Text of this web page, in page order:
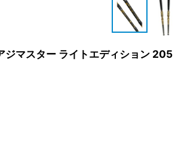
マスター ライトエディション 205